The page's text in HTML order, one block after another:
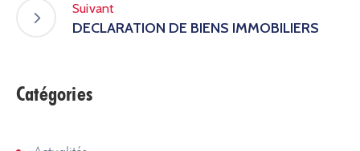
Suivant
DECLARATION DE BIENS IMMOBILIERS
Catégories